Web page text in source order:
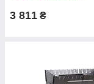
3 811 ₴